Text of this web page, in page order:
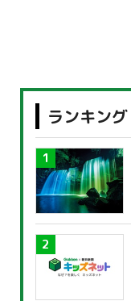
ランキング